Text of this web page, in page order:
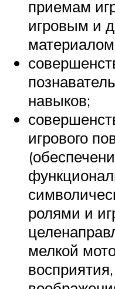
приемам
игровым и
навыков;
игрового
ролями и
мелкой